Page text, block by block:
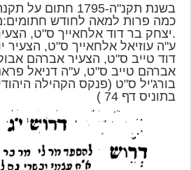
בשנת תקנ"ה-1795
כמה פרות למאה לחודש
.יצחק בר דוד אלחאייך ס"ט,
ע"ה עוזיאל אלחאייך ס"ט, הצעיר
דוד טייב ס"ט, הצעיר אברהם
אברהם טייב ס"ט, ע"ה דניאל
בורג'יל ס"ט (פנקס הקהילה
בתוניס דף 74 )